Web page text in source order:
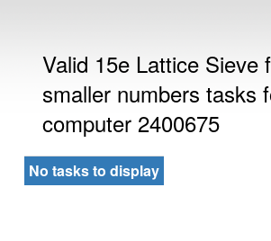
Valid 15e Lattice Sieve
smaller numbers tasks
computer 2400675
No tasks to display